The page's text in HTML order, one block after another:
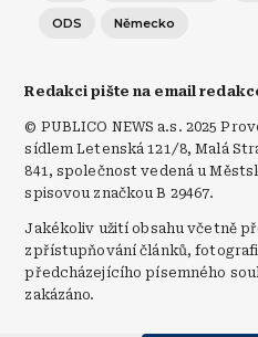
ODS Německo
Redakci pište na email
© PUBLICO NEWS a.s. 2025
sídlem Letenská 121/8, Malá
841, společnost vedená u
spisovou značkou B 29467.
Jakékoliv užití obsahu včetně
zpřístupňování článků,
předcházejícího písemného
zakázáno.